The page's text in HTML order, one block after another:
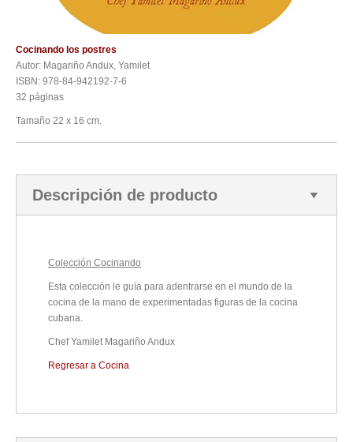
Cocinando los postres
Autor: Magariño Andux, Yamilet
ISBN: 978-84-942192-7-6
32 páginas
Tamaño 22 x 16 cm.
Descripción de producto
Colección Cocinando
Esta colección le guía para adentrarse en el mundo de la
cocina de la mano de experimentadas figuras de la cocina
cubana.
Chef Yamilet Magariño Andux
Regresar a Cocina